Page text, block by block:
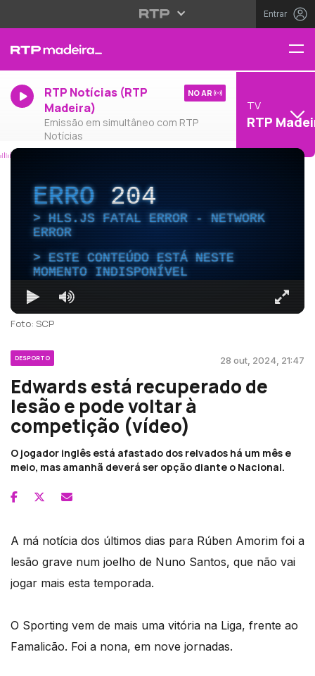
Entrar
RTP Notícias (RTP
Madeira)
Emissão em simultâneo com RTP
Notícias
NO AR
TV
RTP
ERRO204
HLS.JS FATAL ERROR - NETWORK
ERROR
ESTE CONTEÚDO ESTÁ NESTE
MOMENTO INDISPONÍVEL
Foto: SCP
DESPORTO 28 out, 2024, 21:47
Edwards está recuperado de
lesão e pode voltar à
competição (vídeo)
O jogador inglês está afastado dos relvados há um mês e
meio, mas amanhã deverá ser opção diante o Nacional.
A má notícia dos últimos dias para Rúben Amorim foi a
lesão grave num joelho de Nuno Santos, que não vai
jogar mais esta temporada.
O Sporting vem de mais uma vitória na Liga, frente ao
Famalicão. Foi a nona, em nove jornadas.